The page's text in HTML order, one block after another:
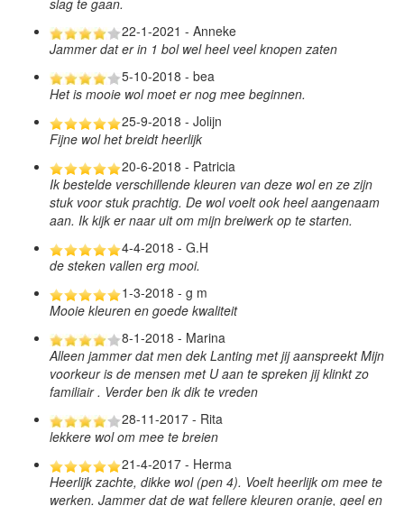
slag te gaan.
22-1-2021 - Anneke
Jammer dat er in 1 bol wel heel veel knopen zaten
5-10-2018 - bea
Het is mooie wol moet er nog mee beginnen.
25-9-2018 - Jolijn
Fijne wol het breidt heerlijk
20-6-2018 - Patricia
Ik bestelde verschillende kleuren van deze wol en ze zijn
stuk voor stuk prachtig. De wol voelt ook heel aangenaam
aan. Ik kijk er naar uit om mijn breiwerk op te starten.
4-4-2018 - G.H
de steken vallen erg mooi.
1-3-2018 - g m
Mooie kleuren en goede kwaliteit
8-1-2018 - Marina
Alleen jammer dat men dek Lanting met jij aanspreekt Mijn
voorkeur is de mensen met U aan te spreken jij klinkt zo
familiair . Verder ben ik dik te vreden
28-11-2017 - Rita
lekkere wol om mee te breien
21-4-2017 - Herma
Heerlijk zachte, dikke wol (pen 4). Voelt heerlijk om mee te
werken. Jammer dat de wat fellere kleuren oranje, geel en